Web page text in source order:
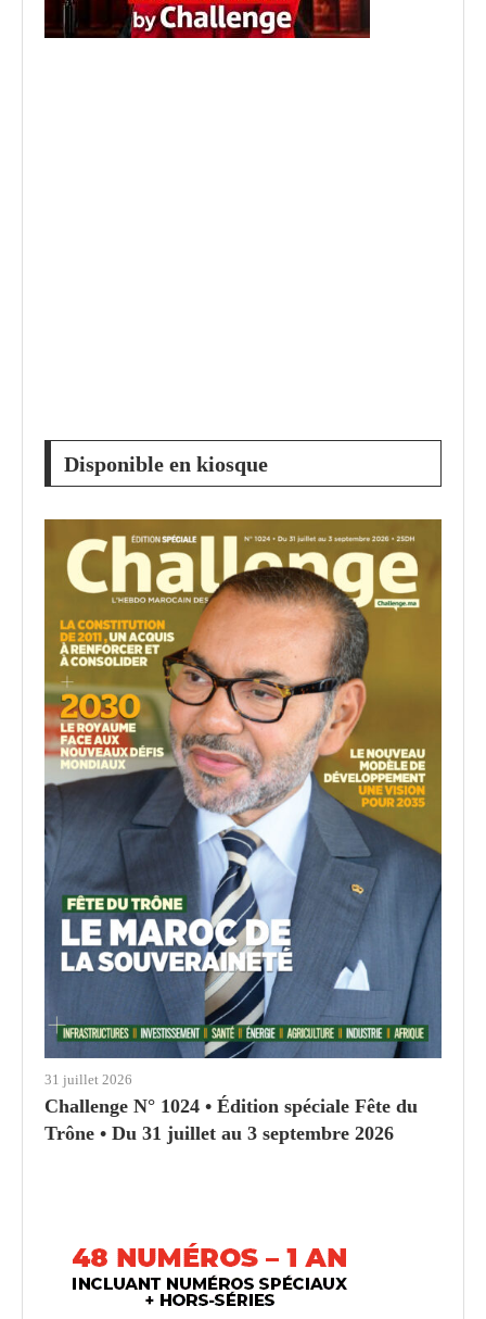
Disponible en kiosque
31 juillet 2026
Challenge N° 1024 • Édition spéciale Fête du
Trône • Du 31 juillet au 3 septembre 2026